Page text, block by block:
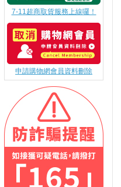
7-11超商取貨服務上線囉！
申請購物網會員資料刪除